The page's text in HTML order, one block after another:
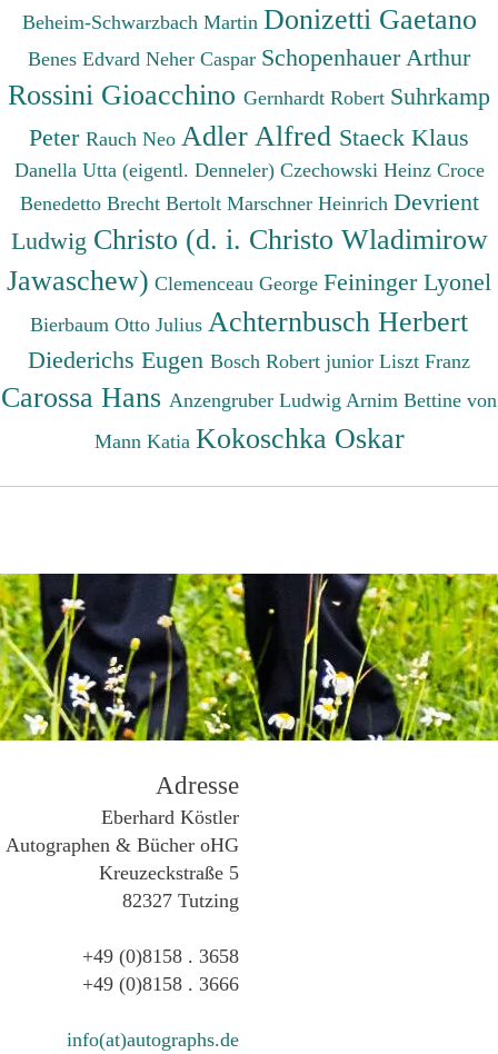
Beheim-Schwarzbach Martin Donizetti Gaetano
Benes Edvard Neher Caspar Schopenhauer Arthur
Rossini Gioacchino Gernhardt Robert Suhrkamp
Peter Rauch Neo Adler Alfred Staeck Klaus
Danella Utta (eigentl. Denneler) Czechowski Heinz Croce
Benedetto Brecht Bertolt Marschner Heinrich Devrient
Ludwig Christo (d. i. Christo Wladimirow
Jawaschew) Clemenceau George Feininger Lyonel
Bierbaum Otto Julius Achternbusch Herbert
Diederichs Eugen Bosch Robert junior Liszt Franz
Carossa Hans Anzengruber Ludwig Arnim Bettine von
Mann Katia Kokoschka Oskar
Adresse
Eberhard Köstler
Autographen & Bücher oHG
Kreuzeckstraße 5
82327 Tutzing
+49 (0)8158 . 3658
+49 (0)8158 . 3666
info(at)autographs.de